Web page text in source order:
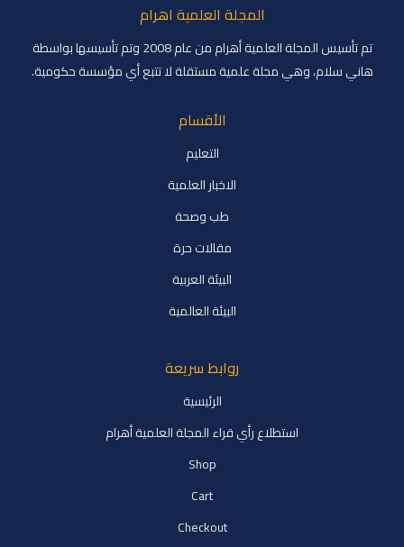
المجلة العلمية اهرام
تم تأسيس المجلة العلمية أهرام من عام 2008 وتم تأسيسها بواسطة
هاني سلام، وهي مجلة علمية مستقلة لا تتبع أي مؤسسة حكومية.
الأقسام
التعليم
الاخبار العلمية
طب وصحة
مقالات حرة
البيئة العربية
البيئة العالمية
روابط سريعة
الرئيسية
استطلاع رأي قراء المجلة العلمية أهرام
Shop
Cart
Checkout